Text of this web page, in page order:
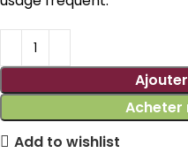
Acheter
Add to wishlist